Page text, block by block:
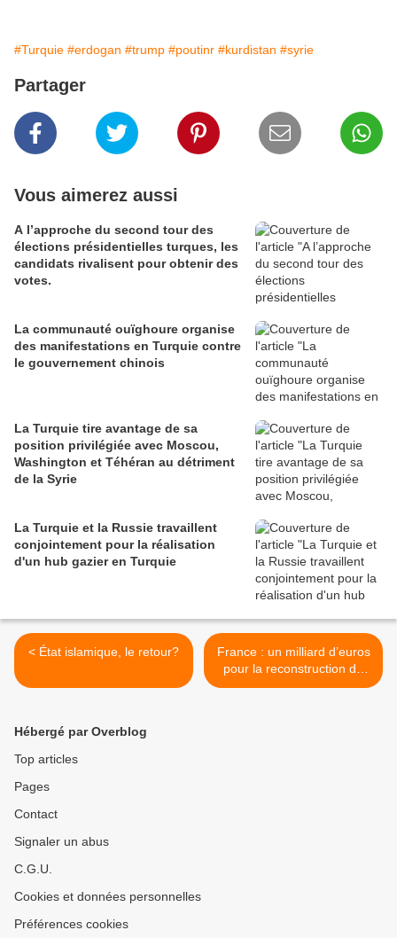
#Turquie #erdogan #trump #poutinr #kurdistan #syrie
Partager
Vous aimerez aussi
A l’approche du second tour des
élections présidentielles turques, les
candidats rivalisent pour obtenir des
votes.
La communauté ouïghoure organise
des manifestations en Turquie contre
le gouvernement chinois
La Turquie tire avantage de sa
position privilégiée avec Moscou,
Washington et Téhéran au détriment
de la Syrie
La Turquie et la Russie travaillent
conjointement pour la réalisation
d'un hub gazier en Turquie
< État islamique, le retour?
France : un milliard d’euros
pour la reconstruction de
l’Irak… ou pour la maffia
Hébergé par Overblog
Top articles
Pages
Contact
Signaler un abus
C.G.U.
Cookies et données personnelles
Préférences cookies